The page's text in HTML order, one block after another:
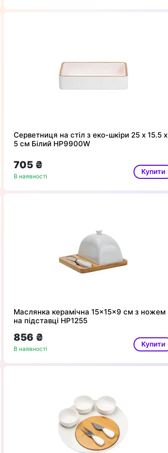
Серветниця на стіл з еко-шкіри 25 х 15.5 х
5 см Білий HP9900W
705 ₴
В наявності
Купити
Маслянка керамічна 15×15×9 см з ножем
на підставці HP1255
856 ₴
В наявності
Купити